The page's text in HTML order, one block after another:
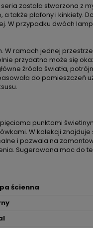
została stworzona z
także plafony i
przypadku dwóch
ramach jednej
przydatna może się
źródło światła,
do pomieszczeń
punktami
W kolekcji
i pozwala na
Sugerowana moc do
ścienna